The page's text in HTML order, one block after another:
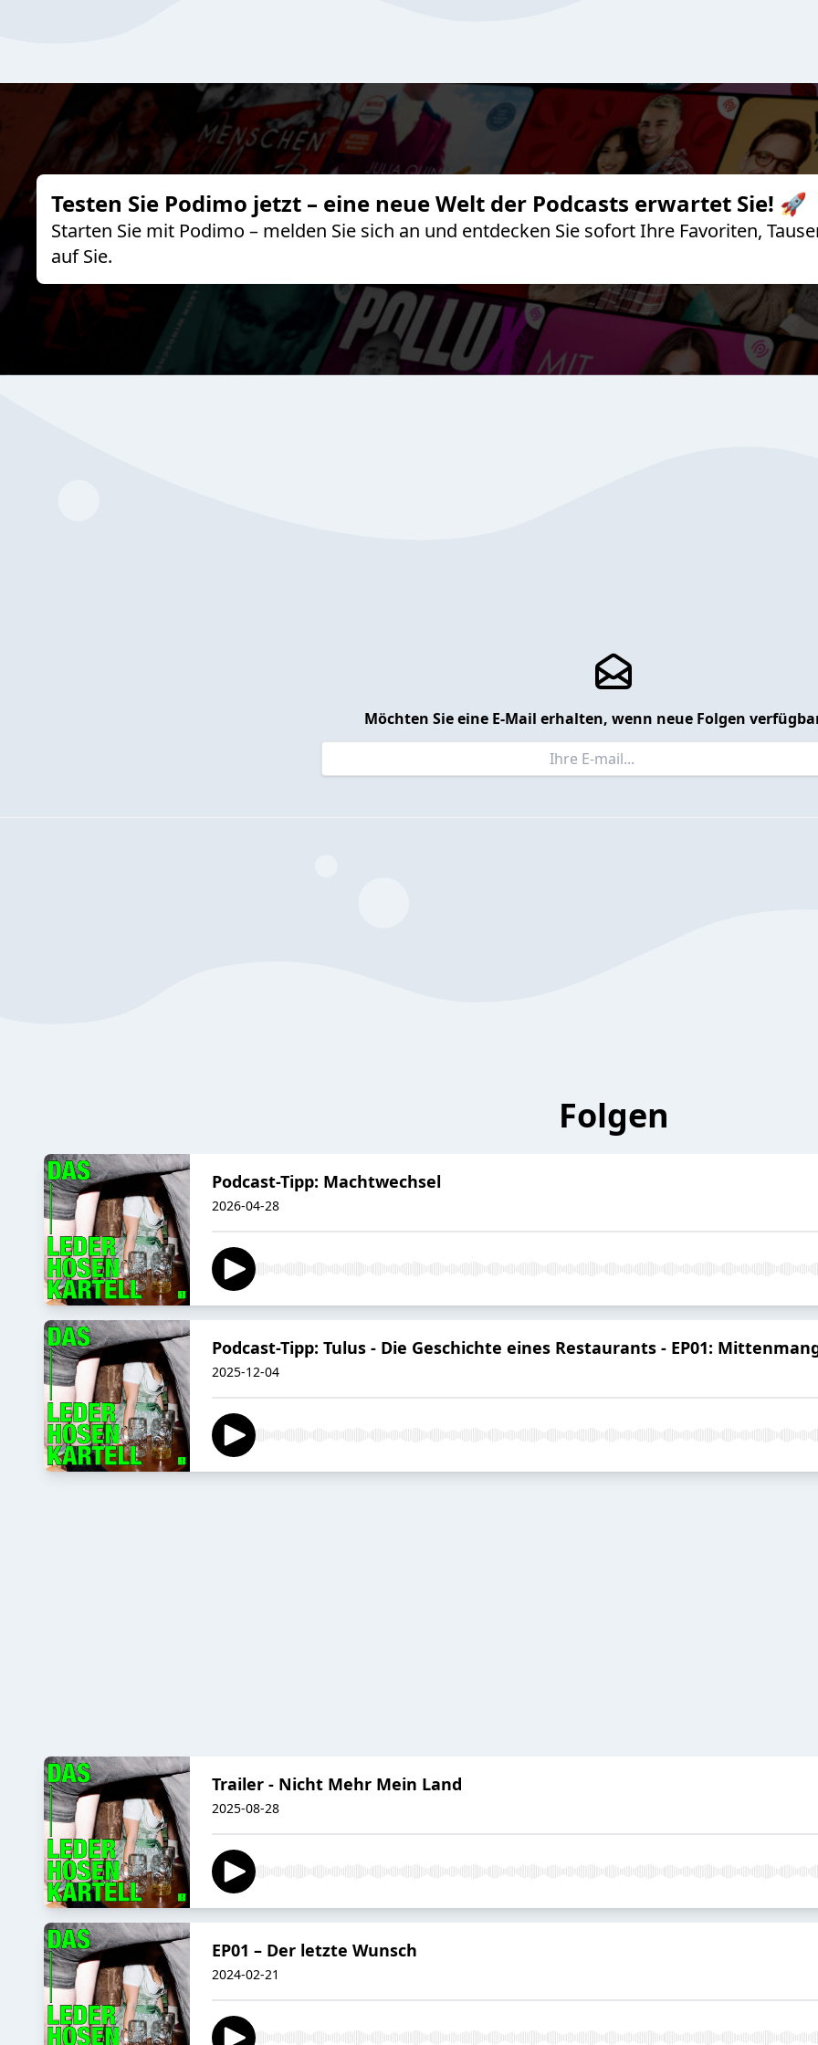
Testen Sie Podimo jetzt – eine neue Welt der Podcasts erwartet Sie! 🚀
Starten Sie mit Podimo – melden Sie sich an und entdecken Sie sofort Ihre Favoriten,
auf Sie.
Möchten Sie eine E-Mail erhalten, wenn neue Folgen
Folgen
Podcast-Tipp: Machtwechsel
2026-04-28
Podcast-Tipp: Tulus - Die Geschichte eines Restaurants - EP01:
2025-12-04
Trailer - Nicht Mehr Mein Land
2025-08-28
EP01 – Der letzte Wunsch
2024-02-21